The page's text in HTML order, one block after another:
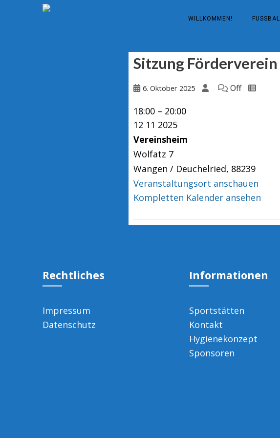
WILLKOMMEN! FUSSBALL
Sitzung Förderverein
6. Oktober 2025 Off
Sitzung
Förderverein
18:00 – 20:00
12 11 2025
Vereinsheim
Wolfatz 7
Wangen / Deuchelried, 88239
Veranstaltungsort anschauen
Kompletten Kalender ansehen
Rechtliches
Impressum
Datenschutz
Informationen
Sportstätten
Kontakt
Hygienekonzept
Sponsoren